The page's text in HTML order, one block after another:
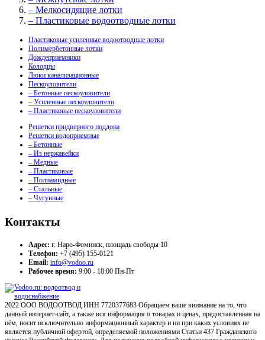
– Мелкосидящие лотки
– Пластиковые водоотводные лотки
Пластиковые усиленные водоотводные лотки
Полимербетонные лотки
Дождеприемники
Колодцы
Люки канализационные
Пескоуловители
– Бетонные пескоуловители
– Усиленные пескоуловители
– Пластиковые пескоуловители
Решетки придверного поддона
Решетки водоприемные
– Бетонные
– Из нержавейки
– Медные
– Пластиковые
– Полиамидные
– Стальные
– Чугунные
Контакты
Адрес: г. Наро-Фоминск, площадь свободы 10
Телефон: +7 (495) 155-0121
Email: info@vodoo.ru
Рабочее время: 9:00 - 18:00 Пн-Пт
2022 ООО ВОДООТВОД ИНН 7720377683 Обращаем ваше внимание на то, что
данный интернет-сайт, а также вся информация о товарах и ценах, предоставленная на
нём, носит исключительно информационный характер и ни при каких условиях не
является публичной офертой, определяемой положениями Статьи 437 Гражданского